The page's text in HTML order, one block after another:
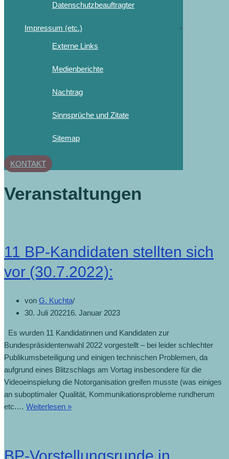
Datenschutzbeauftragter
Impressum (etc.)
Externe Links
Medienberichte
Nachtrag
Sinnsprüche und Zitate
Sitemap
KONTAKT
Veranstaltungen
11 BP-Kandidaten stellten sich
vor (30.7.2022):
von G. Kuchta
30. Juli 202216. Januar 2023
Es wurden 11 Kandidatinnen und Kandidaten zur
Bundespräsidentenwahl 2022 vorgestellt – bei leider schlechter
Publikumsbeteiligung und einigen technischen Problemen, da
aufgrund eines Blitzschlags am Vortag insbesondere für die
Videoeinspielung die Notorganisation greifen musste (was einiges
an suboptimaler Qualität, Kommunikationsprobleme rundherum
etc.… Weiterlesen »